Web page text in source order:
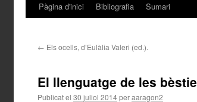
Vés
contingut
Pàgina d'inici Bibliografia Sumari
← Els ocells, d’Eulàlia Valeri (ed.).
El llenguatge de les
Publicat el 30 juliol 2014peraaragon2